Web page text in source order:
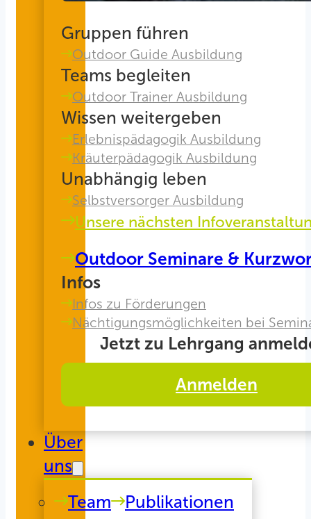
Gruppen führen
Outdoor Guide Ausbildung
Teams begleiten
Outdoor Trainer Ausbildung
Wissen weitergeben
Erlebnispädagogik Ausbildung
Kräuterpädagogik Ausbildung
Unabhängig leben
Selbstversorger Ausbildung
Unsere nächsten
Outdoor Seminare &
Infos
Infos zu Förderungen
Nächtigungsmöglichkeiten bei
Jetzt zu Lehrgang
Anmelden
Über
uns
Team
Publikationen